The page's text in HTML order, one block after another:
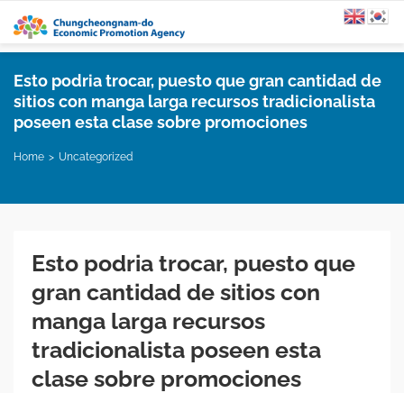
Esto podria trocar, puesto que gran cantidad de
sitios con manga larga recursos tradicionalista
poseen esta clase sobre promociones
Home Uncategorized
Esto podria trocar, puesto que
gran cantidad de sitios con
manga larga recursos
tradicionalista poseen esta
clase sobre promociones